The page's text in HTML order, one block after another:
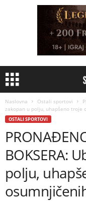
Naslovna Ostali sportovi
zakopan u polju, uhapšeno troje
OSTALI SPORTOVI
BOKSERA:
polju,